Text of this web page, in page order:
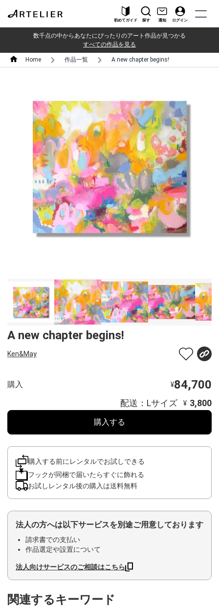
初めてガイド 探す 通知 ログイン
数千点の中からあなたにぴったりのアート作品が見つかる
すべての作品を見る
Home 作品一覧 A new chapter begins!
A new chapter begins!
Ken&May
購入 ¥84,700
配送：Lサイズ ¥ 3,800
購入する
購入する前にレンタルでお試しできる
フックが同梱で届いたらすぐに飾れる
お試しレンタル後の購入は送料無料
法人の方へは以下サービスを別途ご用意しております
請求書での支払い
作品選定や設置について
法人向けサービスのご相談はこちら
関連するキーワード